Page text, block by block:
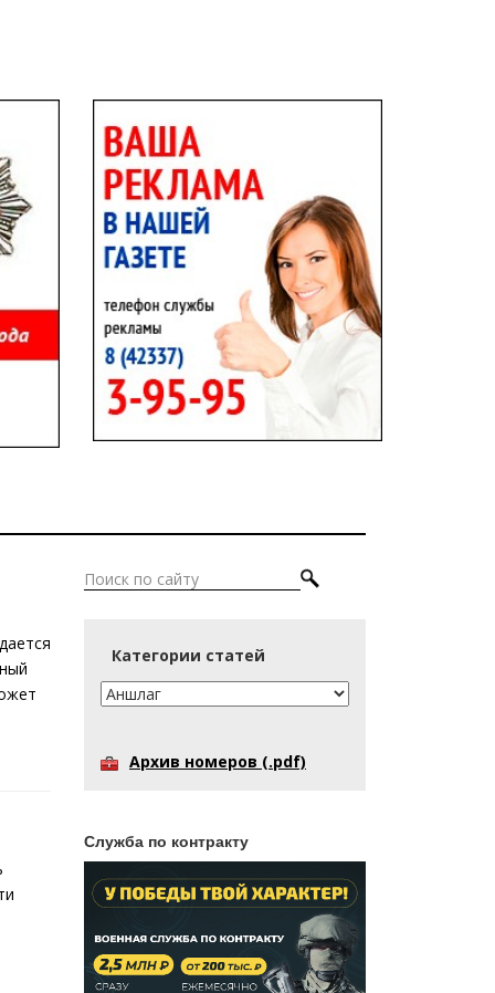
Категории статей
Архив номеров (.pdf)
Служба по контракту